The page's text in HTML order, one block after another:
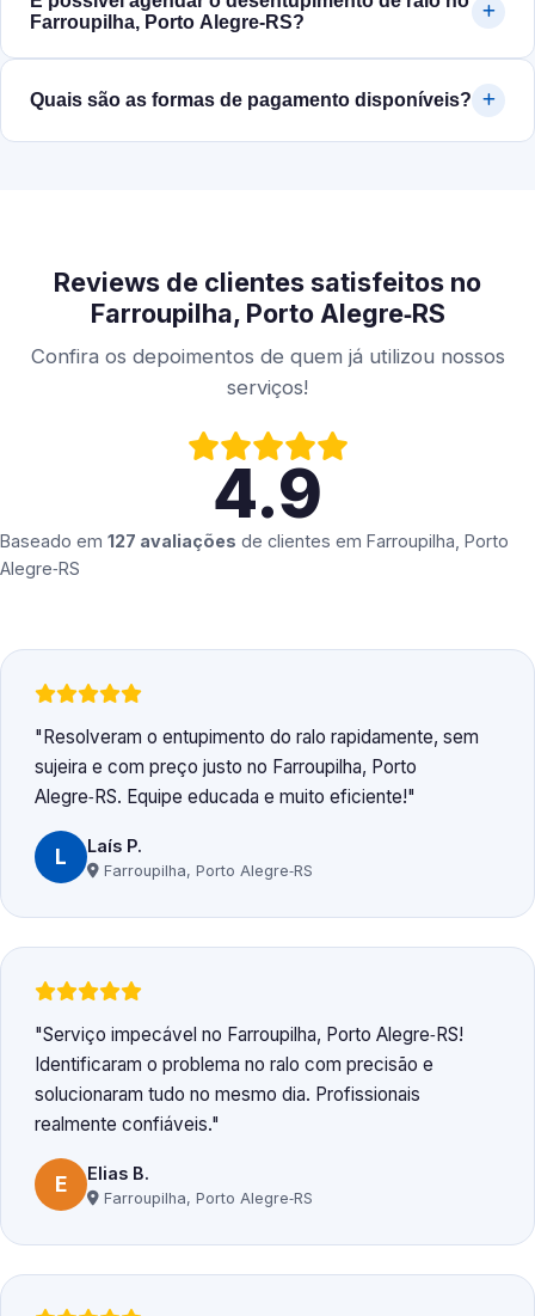
Farroupilha, Porto Alegre‑RS?
Quais são as formas de pagamento disponíveis?
Reviews de clientes satisfeitos no
Farroupilha, Porto Alegre‑RS
Confira os depoimentos de quem já utilizou nossos
serviços!
4.9
Baseado em 127 avaliações de clientes em Farroupilha, Porto
Alegre‑RS
Resolveram o entupimento do ralo rapidamente, sem
sujeira e com preço justo no Farroupilha, Porto
Alegre‑RS. Equipe educada e muito eficiente!
L Laís P.
Farroupilha, Porto Alegre‑RS
Serviço impecável no Farroupilha, Porto Alegre‑RS!
Identificaram o problema no ralo com precisão e
solucionaram tudo no mesmo dia. Profissionais
realmente confiáveis.
E Elias B.
Farroupilha, Porto Alegre‑RS